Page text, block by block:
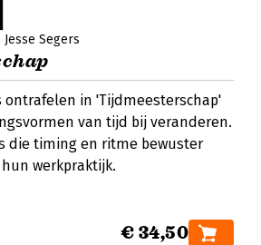
Jesse Segers
ontrafelen in 'Tijdmeesterschap'
van tijd bij veranderen.
die timing en ritme bewuster
werkpraktijk.
€ 34,50